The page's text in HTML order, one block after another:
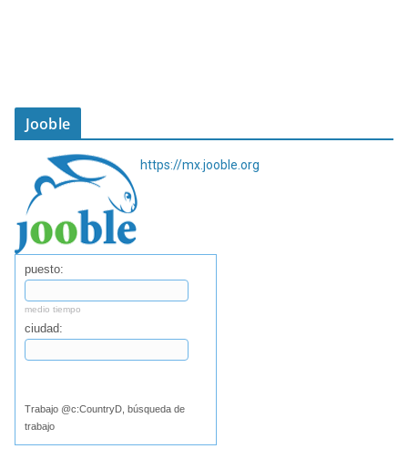
Jooble
https://mx.jooble.org
puesto:
medio tiempo
ciudad:
Trabajo @c:CountryD, búsqueda de
trabajo